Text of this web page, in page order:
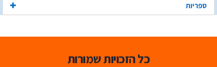
ספריות
כל הזכויות שמורות